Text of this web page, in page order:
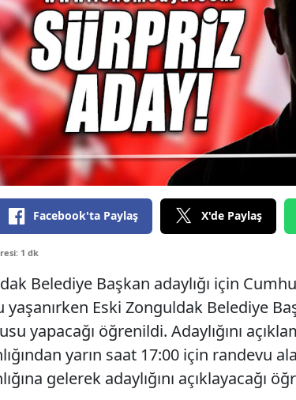
Facebook'ta Paylaş X'de Paylaş
1 dk
Belediye Başkan adaylığı için
yaşanırken Eski Zonguldak Belediye
yapacağı öğrenildi. Adaylığını
yarın saat 17:00 için randevu
gelerek adaylığını açıklayacağı